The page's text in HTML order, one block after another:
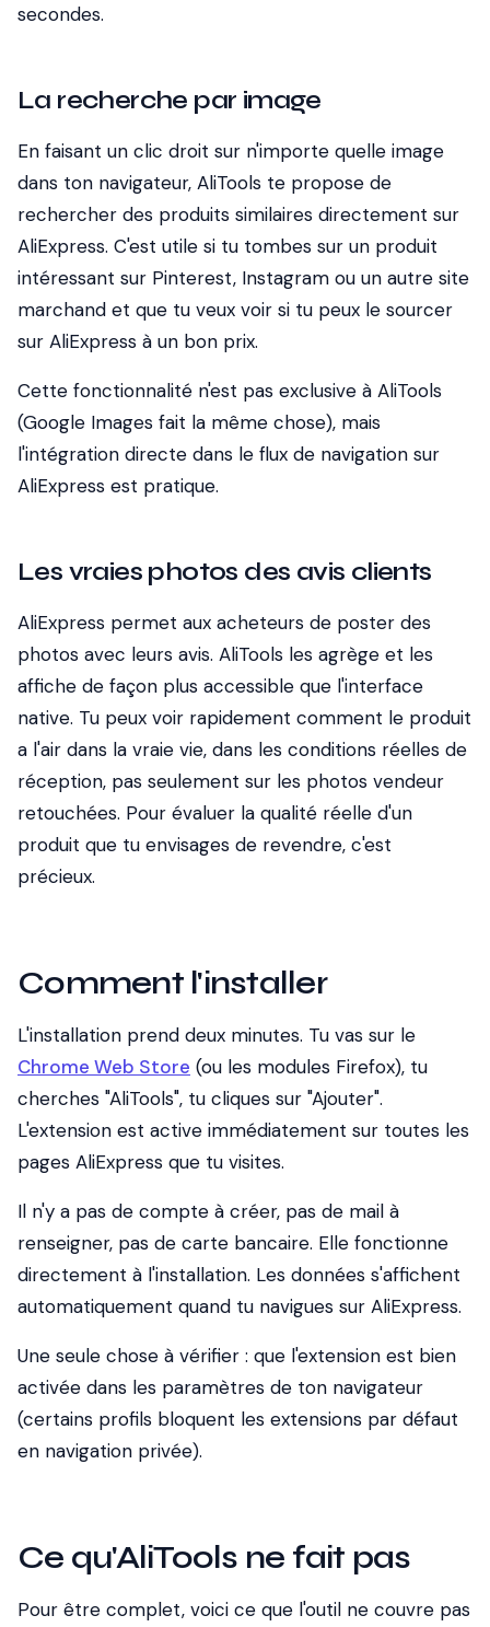
secondes.
La recherche par image
En faisant un clic droit sur n'importe quelle image
dans ton navigateur, AliTools te propose de
rechercher des produits similaires directement sur
AliExpress. C'est utile si tu tombes sur un produit
intéressant sur Pinterest, Instagram ou un autre site
marchand et que tu veux voir si tu peux le sourcer
sur AliExpress à un bon prix.
Cette fonctionnalité n'est pas exclusive à AliTools
(Google Images fait la même chose), mais
l'intégration directe dans le flux de navigation sur
AliExpress est pratique.
Les vraies photos des avis clients
AliExpress permet aux acheteurs de poster des
photos avec leurs avis. AliTools les agrège et les
affiche de façon plus accessible que l'interface
native. Tu peux voir rapidement comment le produit
a l'air dans la vraie vie, dans les conditions réelles de
réception, pas seulement sur les photos vendeur
retouchées. Pour évaluer la qualité réelle d'un
produit que tu envisages de revendre, c'est
précieux.
Comment l'installer
L'installation prend deux minutes. Tu vas sur le
Chrome Web Store (ou les modules Firefox), tu
cherches "AliTools", tu cliques sur "Ajouter".
L'extension est active immédiatement sur toutes les
pages AliExpress que tu visites.
Il n'y a pas de compte à créer, pas de mail à
renseigner, pas de carte bancaire. Elle fonctionne
directement à l'installation. Les données s'affichent
automatiquement quand tu navigues sur AliExpress.
Une seule chose à vérifier : que l'extension est bien
activée dans les paramètres de ton navigateur
(certains profils bloquent les extensions par défaut
en navigation privée).
Ce qu'AliTools ne fait pas
Pour être complet, voici ce que l'outil ne couvre pas